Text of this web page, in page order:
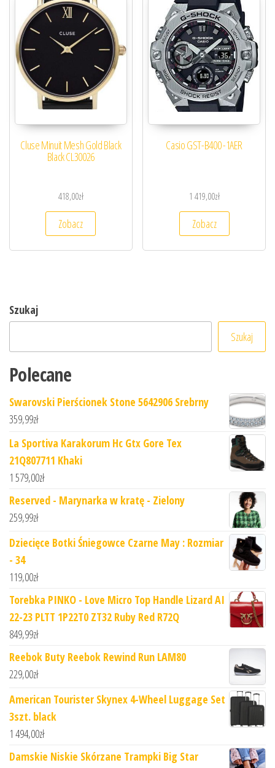
Cluse Minuit Mesh Gold Black
Black CL30026
418,00zł
Zobacz
Casio GST-B400 -1AER
1 419,00zł
Zobacz
Szukaj
Szukaj
Polecane
Swarovski Pierścionek Stone 5642906 Srebrny
359,99zł
La Sportiva Karakorum Hc Gtx Gore Tex
21Q807711 Khaki
1 579,00zł
Reserved - Marynarka w kratę - Zielony
259,99zł
Dziecięce Botki Śniegowce Czarne May : Rozmiar
- 34
119,00zł
Torebka PINKO - Love Micro Top Handle Lizard AI
22-23 PLTT 1P22T0 ZT32 Ruby Red R72Q
849,99zł
Reebok Buty Reebok Rewind Run LAM80
229,00zł
American Tourister Skynex 4-Wheel Luggage Set
3szt. black
1 494,00zł
Damskie Niskie Skórzane Trampki Big Star